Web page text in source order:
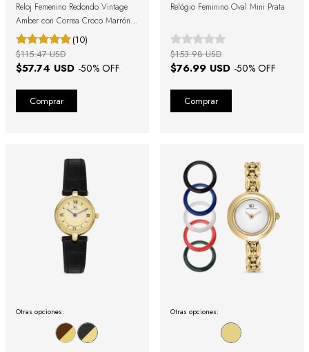
Reloj Femenino Redondo Vintage
Amber con Correa Croco Marrón y
Caja Dorada con Números
Romanos
(10)
$57.74 USD -50% OFF
$115.47 USD
Relógio Feminino Oval Mini Prata
$76.99 USD -50% OFF
$153.98 USD
Otras opciones: Otras opciones: